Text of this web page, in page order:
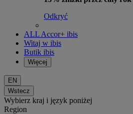
Odkryć
ALL Accor+ ibis
Witaj w ibis
Butik ibis
Więcej
EN
Wstecz
Wybierz kraj i język poniżej
Region